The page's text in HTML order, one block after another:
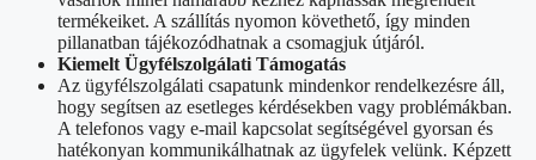
termékeiket. A szállítás nyomon követhető, így minden
pillanatban tájékozódhatnak a csomagjuk útjáról.
Kiemelt Ügyfélszolgálati Támogatás
Az ügyfélszolgálati csapatunk mindenkor rendelkezésre áll,
hogy segítsen az esetleges kérdésekben vagy problémákban.
A telefonos vagy e-mail kapcsolat segítségével gyorsan és
hatékonyan kommunikálhatnak az ügyfelek velünk. Képzett